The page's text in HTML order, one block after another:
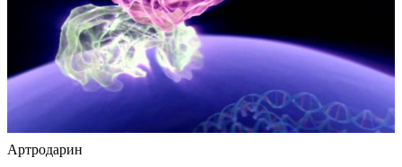
Артродарин